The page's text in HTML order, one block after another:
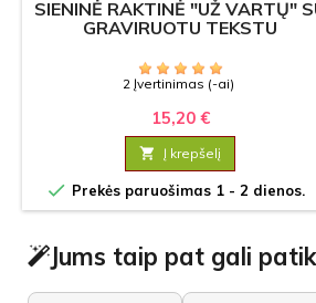
SIENINĖ RAKTINĖ "UŽ VARTŲ"
GRAVIRUOTU TEKSTU
2 Įvertinimas (-ai)
15,20 €
 Į krepšelį
 Prekės paruošimas 1 - 2 dienos.
Jums taip pat gali